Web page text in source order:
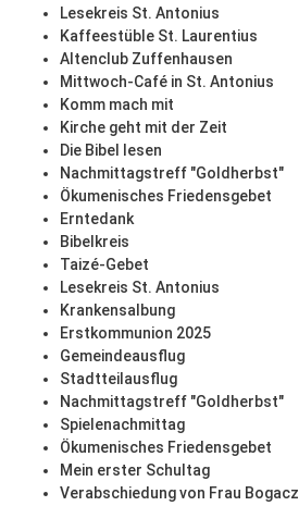
Lesekreis St. Antonius
Kaffeestüble St. Laurentius
Altenclub Zuffenhausen
Mittwoch-Café in St. Antonius
Komm mach mit
Kirche geht mit der Zeit
Die Bibel lesen
Nachmittagstreff "Goldherbst"
Ökumenisches Friedensgebet
Erntedank
Bibelkreis
Taizé-Gebet
Lesekreis St. Antonius
Krankensalbung
Erstkommunion 2025
Gemeindeausflug
Stadtteilausflug
Nachmittagstreff "Goldherbst"
Spielenachmittag
Ökumenisches Friedensgebet
Mein erster Schultag
Verabschiedung von Frau Bogacz